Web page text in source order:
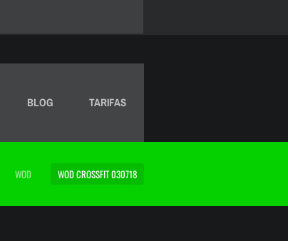
BLOG TARIFAS
WOD WOD CROSSFIT 030718